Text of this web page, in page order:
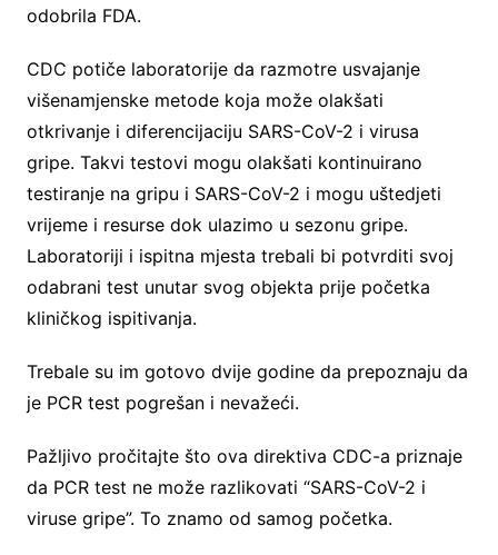
odobrila FDA.
CDC potiče laboratorije da razmotre usvajanje
višenamjenske metode koja može olakšati
otkrivanje i diferencijaciju SARS-CoV-2 i virusa
gripe. Takvi testovi mogu olakšati kontinuirano
testiranje na gripu i SARS-CoV-2 i mogu uštedjeti
vrijeme i resurse dok ulazimo u sezonu gripe.
Laboratoriji i ispitna mjesta trebali bi potvrditi svoj
odabrani test unutar svog objekta prije početka
kliničkog ispitivanja.
Trebale su im gotovo dvije godine da prepoznaju da
je PCR test pogrešan i nevažeći.
Pažljivo pročitajte što ova direktiva CDC-a priznaje
da PCR test ne može razlikovati “SARS-CoV-2 i
viruse gripe”. To znamo od samog početka.